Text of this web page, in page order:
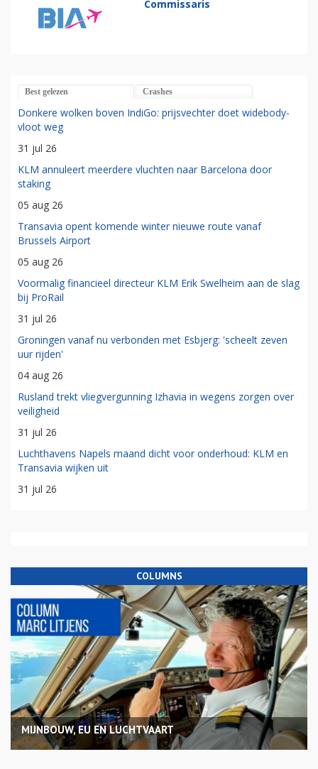
Commissaris
Best gelezen Crashes
Donkere wolken boven IndiGo: prijsvechter doet widebody-
vloot weg
31 jul 26
KLM annuleert meerdere vluchten naar Barcelona door
staking
05 aug 26
Transavia opent komende winter nieuwe route vanaf
Brussels Airport
05 aug 26
Voormalig financieel directeur KLM Erik Swelheim aan de slag
bij ProRail
31 jul 26
Groningen vanaf nu verbonden met Esbjerg: 'scheelt zeven
uur rijden'
04 aug 26
Rusland trekt vliegvergunning Izhavia in wegens zorgen over
veiligheid
31 jul 26
Luchthavens Napels maand dicht voor onderhoud: KLM en
Transavia wijken uit
31 jul 26
COLUMNS
MIJNBOUW, EU EN LUCHTVAART